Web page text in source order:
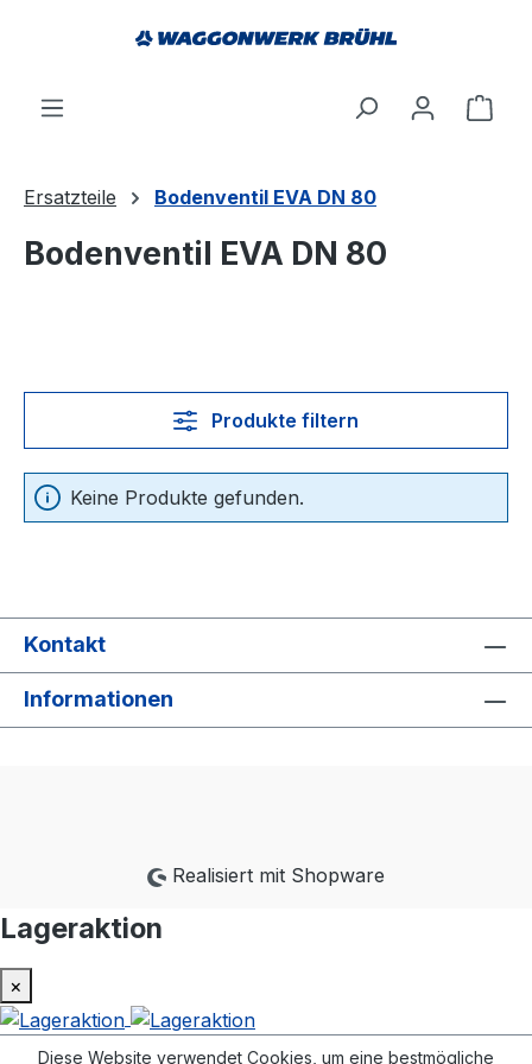
Ersatzteile Bodenventil EVA DN 80
Bodenventil EVA DN 80
Produkte filtern
Keine Produkte gefunden.
Kontakt
Informationen
Realisiert mit Shopware
Diese Website verwendet Cookies, um eine bestmögliche
Lageraktion
×